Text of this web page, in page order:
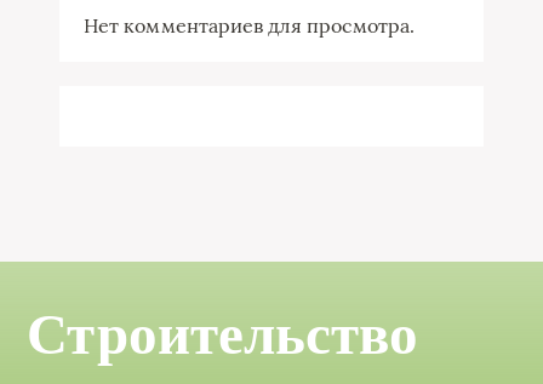
Нет комментариев для просмотра.
Строительство